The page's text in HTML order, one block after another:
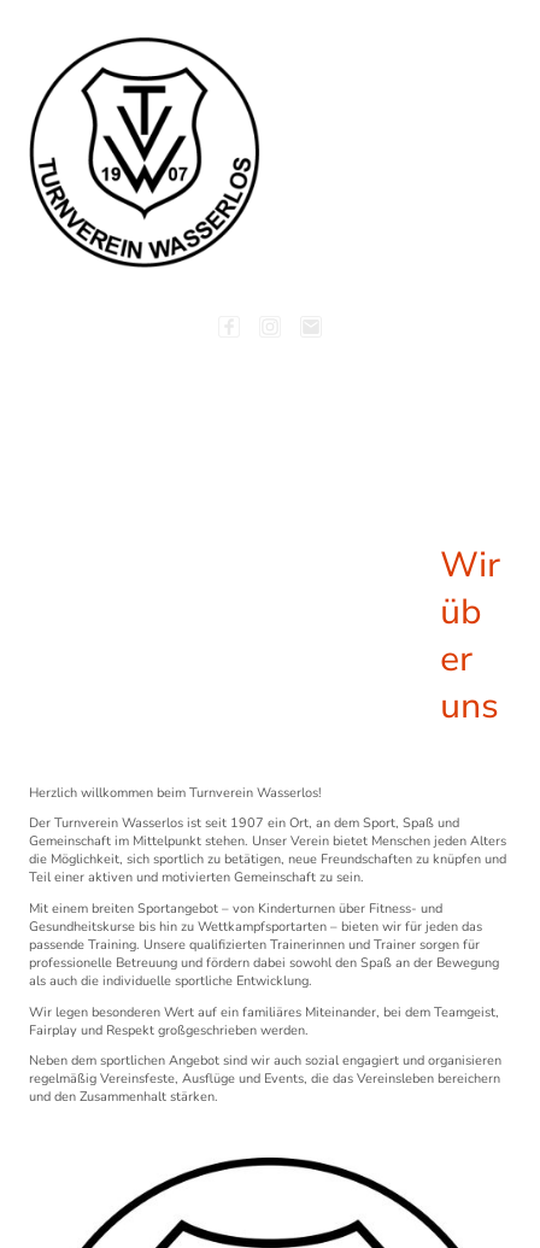
Wir
üb
er
uns
Herzlich willkommen beim Turnverein Wasserlos!
Der Turnverein Wasserlos ist seit 1907 ein Ort, an dem Sport, Spaß und
Gemeinschaft im Mittelpunkt stehen. Unser Verein bietet Menschen jeden Alters
die Möglichkeit, sich sportlich zu betätigen, neue Freundschaften zu knüpfen und
Teil einer aktiven und motivierten Gemeinschaft zu sein.
Mit einem breiten Sportangebot – von Kinderturnen über Fitness- und
Gesundheitskurse bis hin zu Wettkampfsportarten – bieten wir für jeden das
passende Training. Unsere qualifizierten Trainerinnen und Trainer sorgen für
professionelle Betreuung und fördern dabei sowohl den Spaß an der Bewegung
als auch die individuelle sportliche Entwicklung.
Wir legen besonderen Wert auf ein familiäres Miteinander, bei dem Teamgeist,
Fairplay und Respekt großgeschrieben werden.
Neben dem sportlichen Angebot sind wir auch sozial engagiert und organisieren
regelmäßig Vereinsfeste, Ausflüge und Events, die das Vereinsleben bereichern
und den Zusammenhalt stärken.